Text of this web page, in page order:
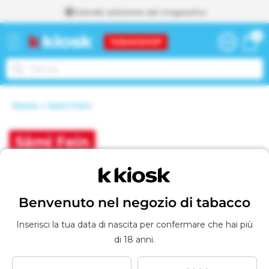
ai contenuti
Grande selezione dal magazzino
Carrello
0
0
articoli
g
g
i
c
Vai al Carrello
Home Sämi Fein
Benvenuto nel negozio di tabacco
Inserisci la tua data di nascita per confermare che hai più
di 18 anni.
C
e
Sämi Fein